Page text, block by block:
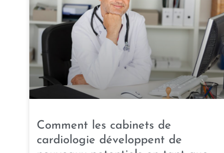
Comment les cabinets de
cardiologie développent de